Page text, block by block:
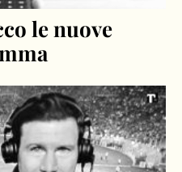
le nuove